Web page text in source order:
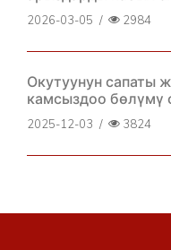
2026-03-05 / 2984
Окутуунун сапаты
камсыздоо бөлүмү
2025-12-03 / 3824